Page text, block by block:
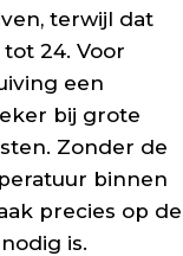
terwijl dat
24. Voor
een
bij grote
Zonder de
binnen
precies op de
is.